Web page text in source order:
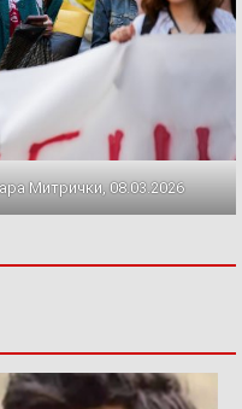
Митрички, 08.03.2026